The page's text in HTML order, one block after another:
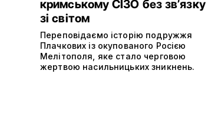
кримському СІЗО без звʼязку
зі світом
Переповідаємо історію подружжя
Плачкових із окупованого Росією
Мелітополя, яке стало черговою
жертвою насильницьких зникнень.